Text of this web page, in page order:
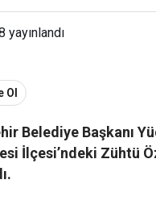
yayınlandı
Ol
Belediye Başkanı
İlçesi’ndeki Zühtü